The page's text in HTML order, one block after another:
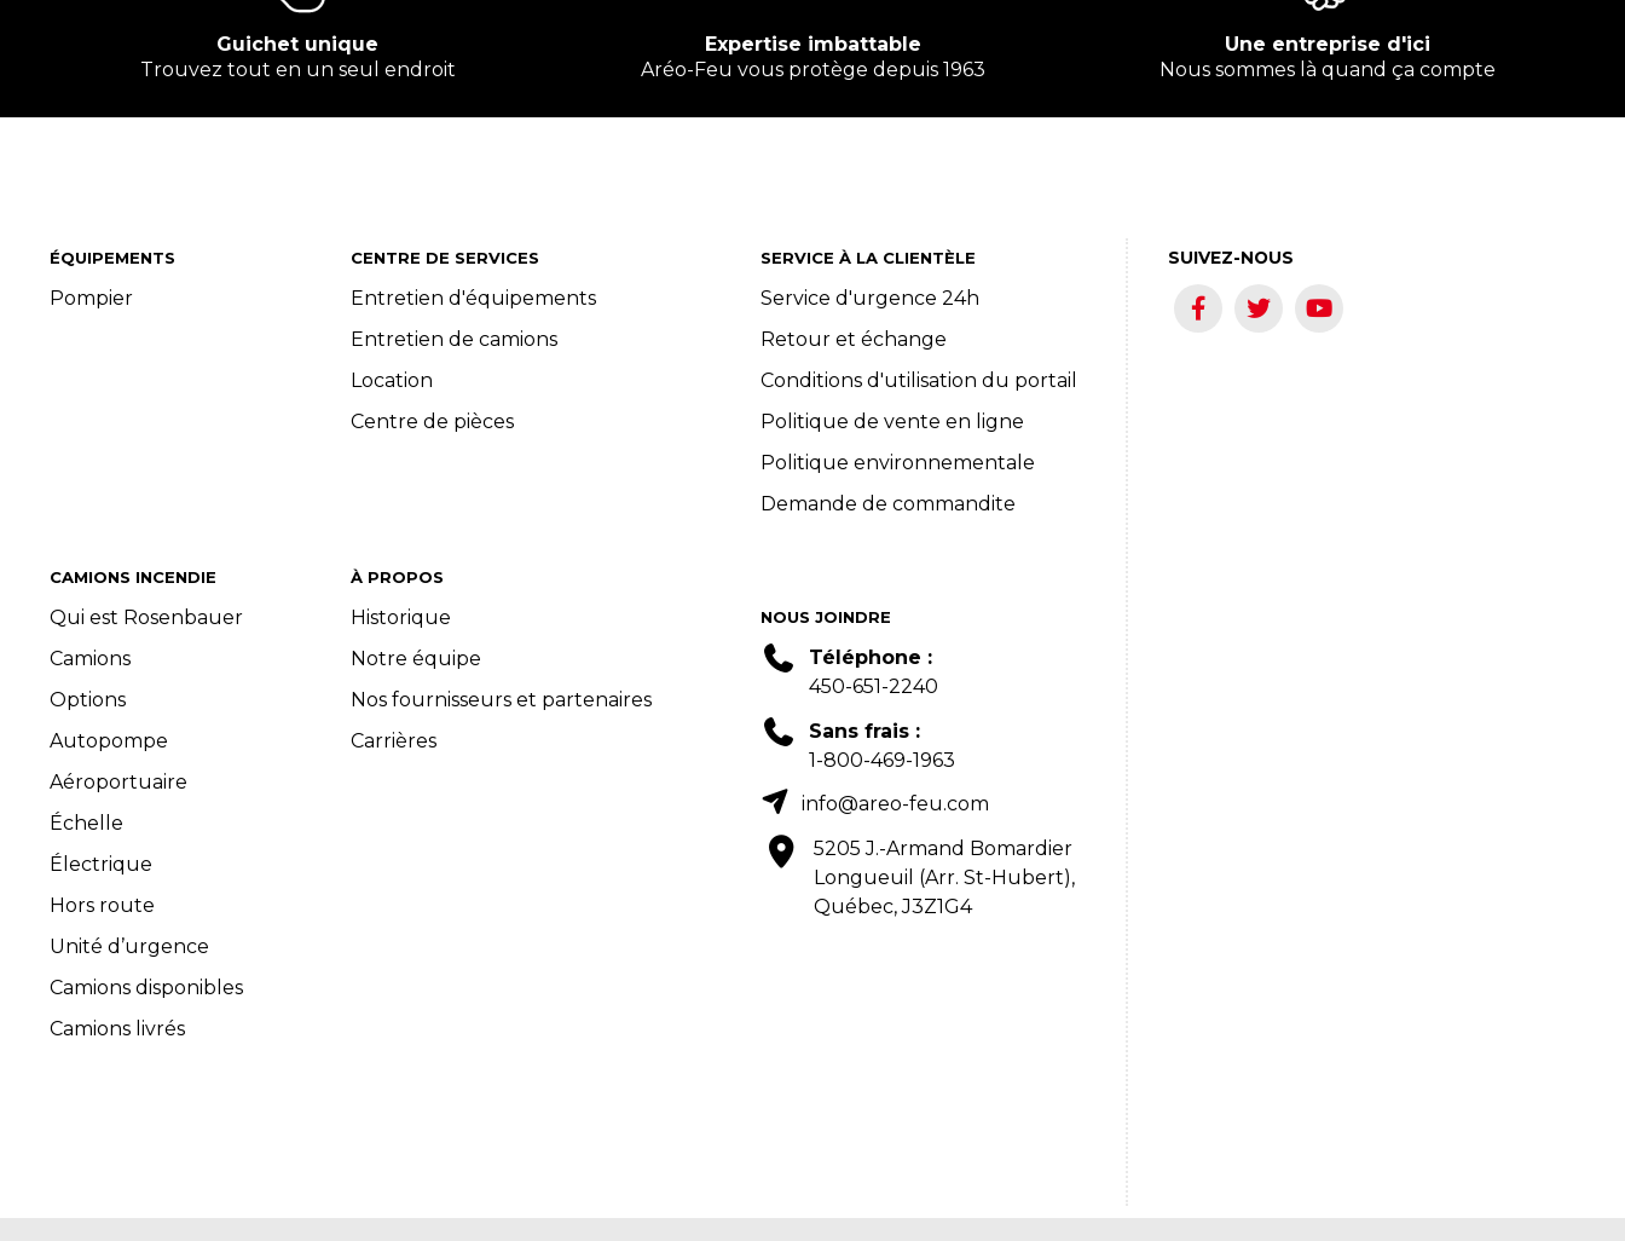
Guichet unique
Trouvez tout en un seul endroit
Expertise imbattable
Aréo-Feu vous protège depuis 1963
Une entreprise d'ici
Nous sommes là quand ça compte
ÉQUIPEMENTS
Pompier
CAMIONS INCENDIE
Qui est Rosenbauer
Camions
Options
Autopompe
Aéroportuaire
Échelle
Électrique
Hors route
Unité d’urgence
Camions disponibles
Camions livrés
CENTRE DE SERVICES
Entretien d'équipements
Entretien de camions
Location
Centre de pièces
À PROPOS
Historique
Notre équipe
Nos fournisseurs et partenaires
Carrières
SERVICE À LA CLIENTÈLE
Service d'urgence 24h
Retour et échange
Conditions d'utilisation du portail
Politique de vente en ligne
Politique environnementale
Demande de commandite
NOUS JOINDRE
Téléphone :
450-651-2240
Sans frais :
1-800-469-1963
info@areo-feu.com
5205 J.-Armand Bomardier
Longueuil (Arr. St-Hubert),
Québec, J3Z1G4
SUIVEZ-NOUS